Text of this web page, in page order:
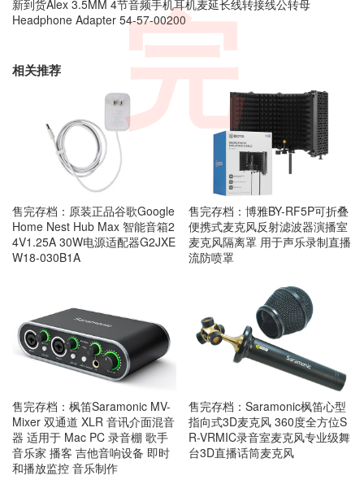
新到货Alex 3.5MM 4节音频手机耳机麦延长线转接线公转母
Headphone Adapter 54-57-00200
相关推荐
售完存档：原装正品谷歌Google
Home Nest Hub Max 智能音箱2
4V1.25A 30W电源适配器G2JXE
W18-030B1A
售完存档：博雅BY-RF5P可折叠
便携式麦克风反射滤波器演播室
麦克风隔离罩 用于声乐录制直播
流防喷罩
售完存档：枫笛Saramonic MV-
Mixer 双通道 XLR 音讯介面混音
器 适用于 Mac PC 录音棚 歌手
音乐家 播客 吉他音响设备 即时
和播放监控 音乐制作
售完存档：Saramonic枫笛心型
指向式3D麦克风 360度全方位S
R-VRMIC录音室麦克风专业级舞
台3D直播话筒麦克风
完